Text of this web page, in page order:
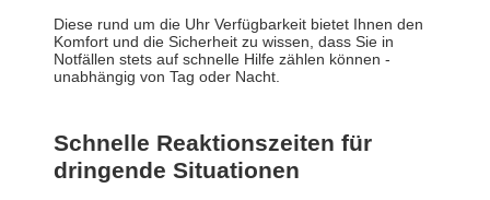
Diese rund um die Uhr Verfügbarkeit bietet Ihnen den
Komfort und die Sicherheit zu wissen, dass Sie in
Notfällen stets auf schnelle Hilfe zählen können -
unabhängig von Tag oder Nacht.
Schnelle Reaktionszeiten für
dringende Situationen